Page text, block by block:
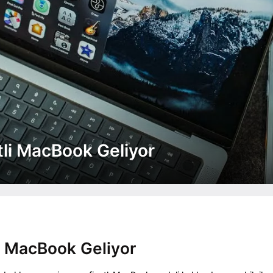
MacBook Geliyor
MacBook Geliyor